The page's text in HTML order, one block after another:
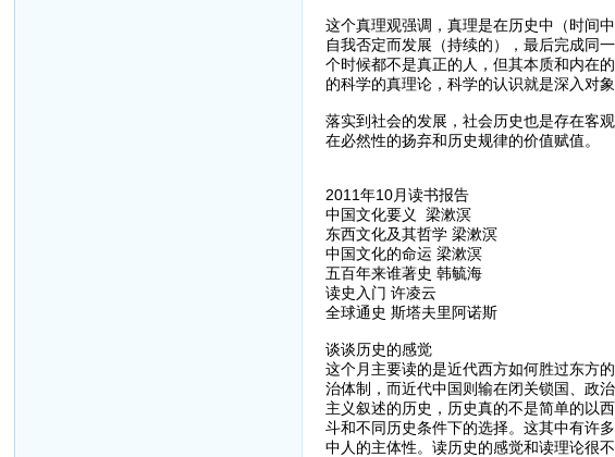
这个真理观强调，真理是在历史中（时间
自我否定而发展（持续的），最后完成同
个时候都不是真正的人，但其本质和内在
的科学的真理论，科学的认识就是深入对
落实到社会的发展，社会历史也是存在客
在必然性的扬弃和历史规律的价值赋值。
2011年10月读书报告
中国文化要义 梁漱溟
东西文化及其哲学 梁漱溟
中国文化的命运 梁漱溟
五百年来谁著史 韩毓海
读史入门 许凌云
全球通史 斯塔夫里阿诺斯
谈谈历史的感觉
这个月主要读的是近代西方如何胜过东方
治体制，而近代中国则输在闭关锁国、政
主义叙述的历史，历史真的不是简单的以
斗和不同历史条件下的选择。这其中有许
中人的主体性。读历史的感觉和读理论很